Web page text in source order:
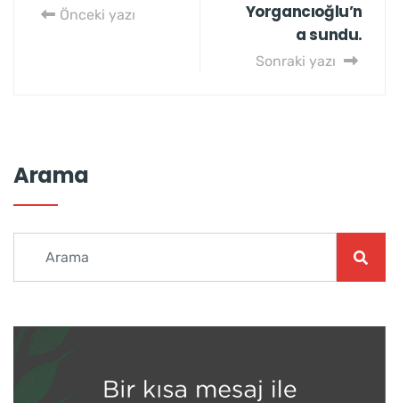
Önceki yazı
Yorgancıoğlu’n
a sundu.
Sonraki yazı
Arama